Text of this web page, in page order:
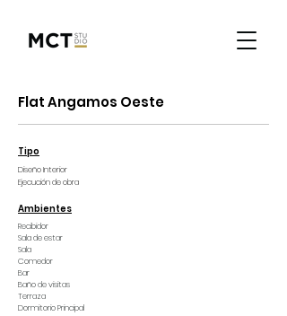
Flat Angamos Oeste
Tipo
Diseño Interior
Ejecución de obra
Ambientes
Recibidor
Sala de estar
Sala
Comedor
Bar
Baño de visitas
Terraza
Dormitorio Principal